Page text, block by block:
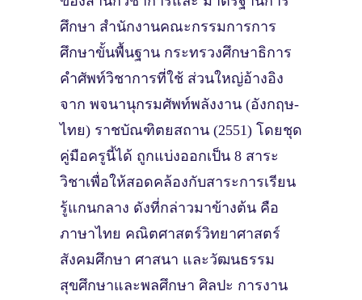
ศึกษา สํานักงานคณะกรรมการการ
ศึกษาขั้นพื้นฐาน กระทรวงศึกษาธิการ
คําศัพท์วิชาการที่ใช้ ส่วนใหญ่อ้างอิง
จาก พจนานุกรมศัพท์พลังงาน (อังกฤษ-
ไทย) ราชบัณฑิตยสถาน (2551) โดยชุด
คู่มือครูนี้ได้ ถูกแบ่งออกเป็น 8 สาระ
วิชาเพื่อให้สอดคล้องกับสาระการเรียน
รู้แกนกลาง ดังที่กล่าวมาข้างต้น คือ
ภาษาไทย คณิตศาสตร์วิทยาศาสตร์
สังคมศึกษา ศาสนา และวัฒนธรรม
สุขศึกษาและพลศึกษา ศิลปะ การงาน